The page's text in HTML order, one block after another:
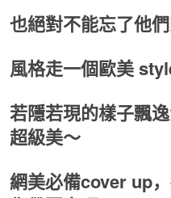
也絕對不能忘了他
風格走一個歐美
若隱若現的樣子飄
超級美～
網美必備cover up